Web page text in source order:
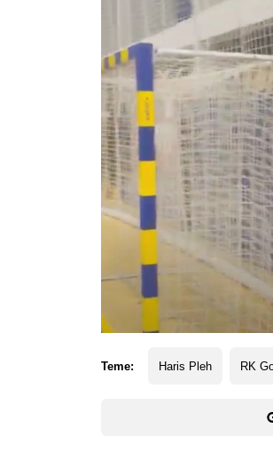
Teme: Haris Pleh RK